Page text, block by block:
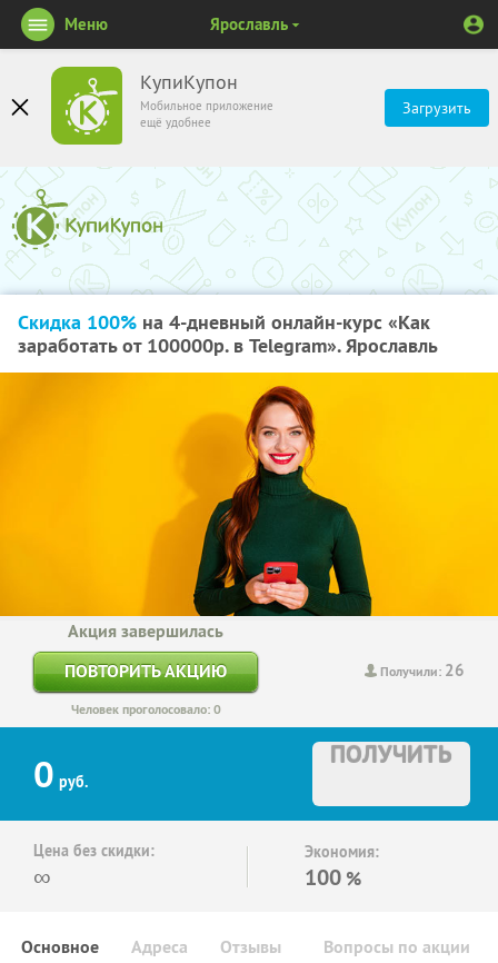
КупиКупон
Мобильное приложение
ещё удобнее
Загрузить
Меню Ярославль
Скидка 100% на 4-дневный онлайн-курс «Как
заработать от 100000р. в Telegram». Ярославль
Получили: 26
Акция завершилась
ПОВТОРИТЬ АКЦИЮ
Человек проголосовало: 0
0 руб.
ПОЛУЧИТЬ
Цена без скидки:
∞
Экономия:
100 %
Основное Отзывы Вопросы по акции
Адреса